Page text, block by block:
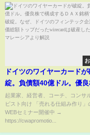
ドイツのワイヤーカードが
綻。負債額40億ドル。優良
構成するＤＡＸ銘柄で初の
綻。なぜ、ドイツのフィン
ク企業で時価総額トップだ
起業家、経営者、コーチ、コンサ
ピスト向け 「売れる仕組み作り」
WEBセミナー開催中 →
https://cwapromotio...